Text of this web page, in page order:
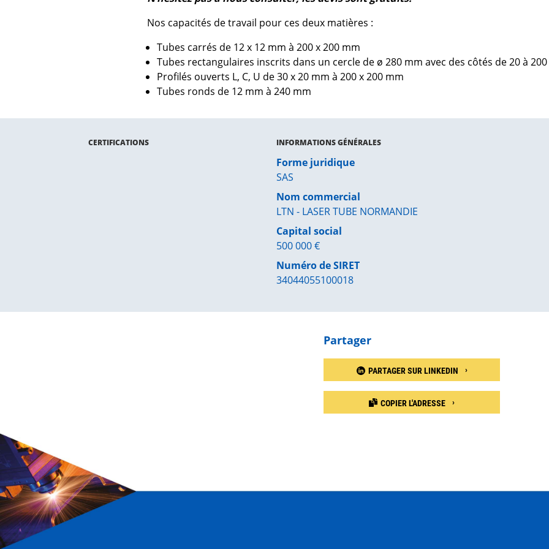
Nos capacités de travail pour ces deux matières :
Tubes carrés de 12 x 12 mm à 200 x 200 mm
Tubes rectangulaires inscrits dans un cercle de ø 280 mm avec des côtés de 20 à
Profilés ouverts L, C, U de 30 x 20 mm à 200 x 200 mm
Tubes ronds de 12 mm à 240 mm
CERTIFICATIONS INFORMATIONS GÉNÉRALES
Forme juridique
SAS
Nom commercial
LTN - LASER TUBE NORMANDIE
Capital social
500 000 €
Numéro de SIRET
34044055100018
Partager
PARTAGER SUR LINKEDIN
COPIER L'ADRESSE